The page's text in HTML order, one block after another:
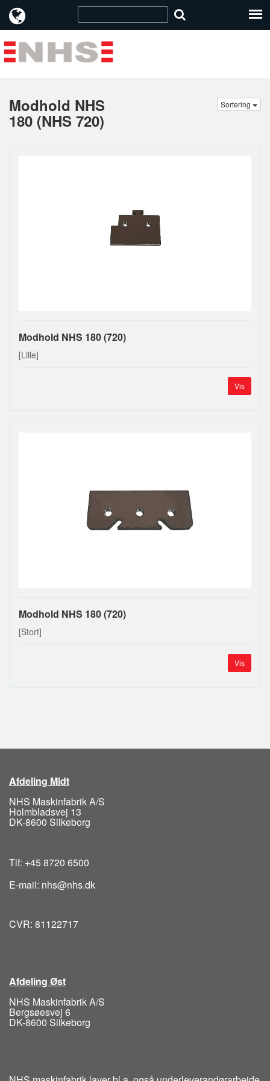
Modhold NHS
180 (NHS 720)
Sortering
Modhold NHS 180 (720)
[Lille]
Vis
Modhold NHS 180 (720)
[Stort]
Vis
Afdeling Midt
NHS Maskinfabrik A/S
Holmbladsvej 13
DK-8600 Silkeborg
Tlf: +45 8720 6500
E-mail: nhs@nhs.dk
CVR: 81122717
Afdeling Øst
NHS Maskinfabrik A/S
Bergsøesvej 6
DK-8600 Silkeborg